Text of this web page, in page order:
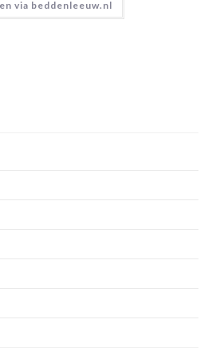
via beddenleeuw.nl